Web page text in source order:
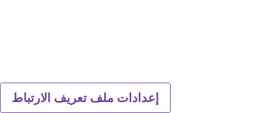
إعدادات ملف تعريف الارتباط